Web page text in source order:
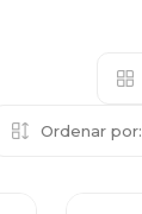
Ordenar por: